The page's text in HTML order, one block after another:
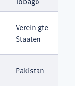
Vereinigte
Staaten
Pakistan